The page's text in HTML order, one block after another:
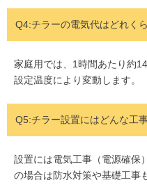
Q4:チラーの電気代はどれく
家庭用では、1時間あたり約
設定温度により変動します。
Q5:チラー設置にはどんな工
設置には電気工事（電源確保
の場合は防水対策や基礎工事